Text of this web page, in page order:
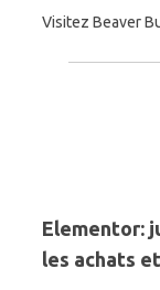
Visitez Beaver
Elementor:
les achats